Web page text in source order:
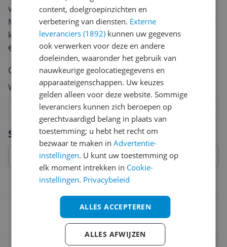
Specificaties
Functies
van een review gemiddeld tussen de 3 en 10 minuten.
Met jouw mening help je andere bezoekers een betere
keuze te maken én maak je iedere maand kans op
€250,-!
Klik hier voor de actievoorwaarden.
Cijfer
Welk cijfer geef jij dit product?
8
7
6
5
4
3
2
Vraag 1 van 4
content, doelgroepinzichten en
verbetering van diensten. Externe
leveranciers (1892) kunnen uw gegevens
ook verwerken voor deze en andere
doeleinden, waaronder het gebruik van
nauwkeurige geolocatiegegevens en
apparaateigenschappen. Uw keuzes
gelden alleen voor deze website. Sommige
leveranciers kunnen zich beroepen op
gerechtvaardigd belang in plaats van
toestemming; u hebt het recht om
bezwaar te maken inAdvertentie-
instellingen. U kunt uw toestemming op
elk moment intrekken in Cookie-
instellingen. Privacybeleid
ALLES ACCEPTEREN
ALLES AFWIJZEN